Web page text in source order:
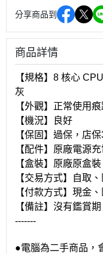
分享商品到
商品詳情
【規格】8 核心
灰
【外觀】正常使用
【機況】良好
【保固】過保，店
【配件】原廠電源
【盒裝】原廠原盒裝
【交易方式】自取
【付款方式】現金
【備註】沒有鑑賞
-------
●電腦為二手商品，